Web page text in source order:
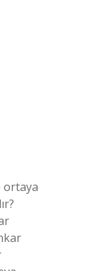
ortaya